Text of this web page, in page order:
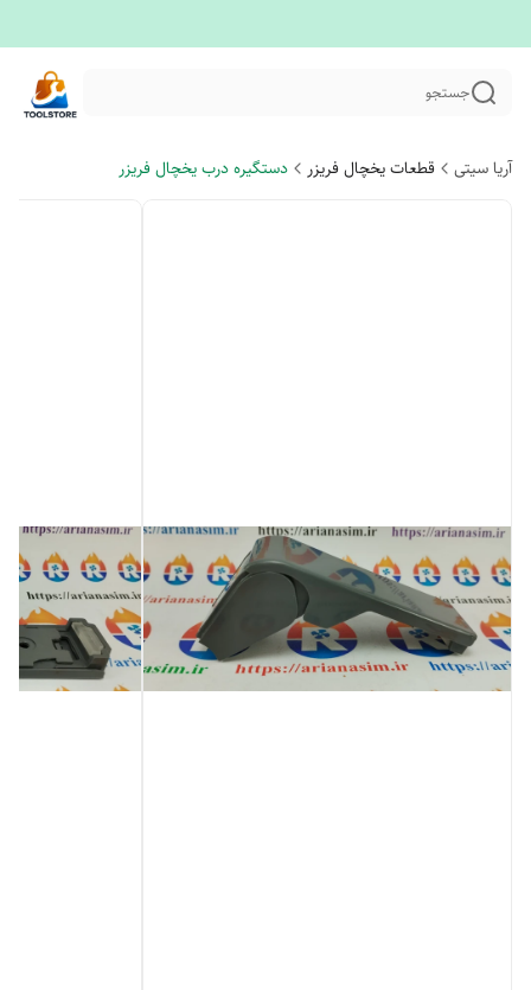
جستجو
آریا سیتی قطعات یخچال فریزر دستگیره درب یخچال فریزر